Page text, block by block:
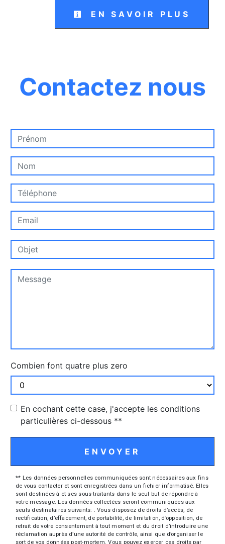
EN SAVOIR PLUS
Contactez nous
Combien font quatre plus zero
En cochant cette case, j'accepte les conditions
particulières ci-dessous **
ENVOYER
** Les données personnelles communiquées sont nécessaires aux fins
de vous contacter et sont enregistrées dans un fichier informatisé. Elles
sont destinées à et ses sous-traitants dans le seul but de répondre à
votre message. Les données collectées seront communiquées aux
seuls destinataires suivants: . Vous disposez de droits d’accès, de
rectification, d’effacement, de portabilité, de limitation, d’opposition, de
retrait de votre consentement à tout moment et du droit d’introduire une
réclamation auprès d’une autorité de contrôle, ainsi que d’organiser le
sort de vos données post-mortem. Vous pouvez exercer ces droits par